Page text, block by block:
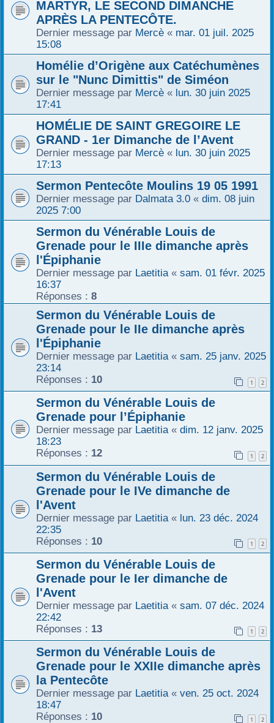
MARTYR, LE SECOND DIMANCHE
APRÈS LA PENTECÔTE.
Dernier message par Mercè « mar. 01 juil. 2025
15:08
Homélie d’Origène aux Catéchumènes
sur le "Nunc Dimittis" de Siméon
Dernier message par Mercè « lun. 30 juin 2025
17:41
HOMÉLIE DE SAINT GREGOIRE LE
GRAND - 1er Dimanche de l’Avent
Dernier message par Mercè « lun. 30 juin 2025
17:13
Sermon Pentecôte Moulins 19 05 1991
Dernier message par Dalmata 3.0 « dim. 08 juin
2025 7:00
Sermon du Vénérable Louis de
Grenade pour le IIIe dimanche après
l'Épiphanie
Dernier message par Laetitia « sam. 01 févr. 2025
16:37
Réponses : 8
Sermon du Vénérable Louis de
Grenade pour le IIe dimanche après
l'Épiphanie
Dernier message par Laetitia « sam. 25 janv. 2025
23:14
Réponses : 10 1 2
Sermon du Vénérable Louis de
Grenade pour l’Épiphanie
Dernier message par Laetitia « dim. 12 janv. 2025
18:23
Réponses : 12 1 2
Sermon du Vénérable Louis de
Grenade pour le IVe dimanche de
l'Avent
Dernier message par Laetitia « lun. 23 déc. 2024
22:35
Réponses : 10 1 2
Sermon du Vénérable Louis de
Grenade pour le Ier dimanche de
l'Avent
Dernier message par Laetitia « sam. 07 déc. 2024
22:42
Réponses : 13 1 2
Sermon du Vénérable Louis de
Grenade pour le XXIIe dimanche après
la Pentecôte
Dernier message par Laetitia « ven. 25 oct. 2024
18:47
Réponses : 10 1 2